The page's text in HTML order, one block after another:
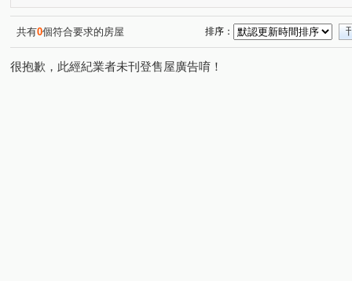
湧安路(1) 中正三路(1) 三興路東勢段(1) 齋明街(1)
共有0個符合要求的房屋 排序：
很抱歉，此經紀業者未刊登售屋廣告唷！